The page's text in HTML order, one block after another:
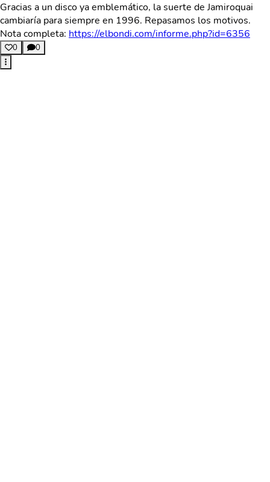
Gracias a un disco ya emblemático, la suerte de Jamiroquai
cambiaría para siempre en 1996. Repasamos los motivos.
Nota completa: https://elbondi.com/informe.php?id=6356
0 0